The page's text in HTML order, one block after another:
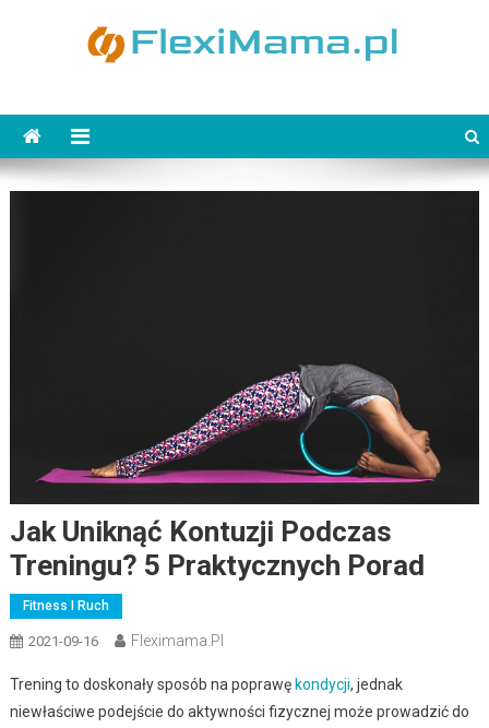
Jak Uniknąć Kontuzji Podczas
Treningu? 5 Praktycznych Porad
Fitness I Ruch
2021-09-16 Fleximama.pl
Trening to doskonały sposób na poprawę kondycji, jednak
niewłaściwe podejście do aktywności fizycznej może prowadzić do